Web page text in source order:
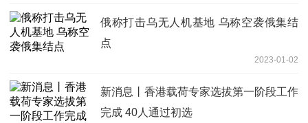
俄称打击乌无人机基地 乌称空袭俄集结
点
2023-01-02
新消息丨香港载荷专家选拔第一阶段工作
完成 40人通过初选